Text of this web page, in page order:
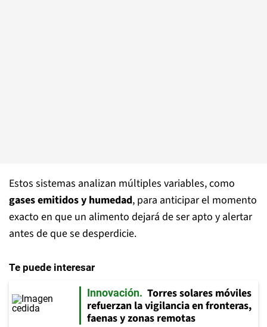
Estos sistemas analizan múltiples variables, como
gases emitidos y humedad, para anticipar el momento
exacto en que un alimento dejará de ser apto y alertar
antes de que se desperdicie.
Te puede interesar
Innovación
Torres solares móviles
refuerzan la vigilancia en fronteras,
faenas y zonas remotas